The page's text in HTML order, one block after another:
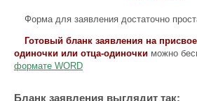
Форма для заявления достаточно
Готовый бланк заявления на
одиночки или отца-одиночки можно
формате WORD
Бланк заявления выглядит так: